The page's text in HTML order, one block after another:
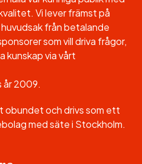
Vi lever främst på
från betalande
som vill driva frågor,
kunskap via vårt
år 2009.
obundet och drivs som ett
med säte i Stockholm.